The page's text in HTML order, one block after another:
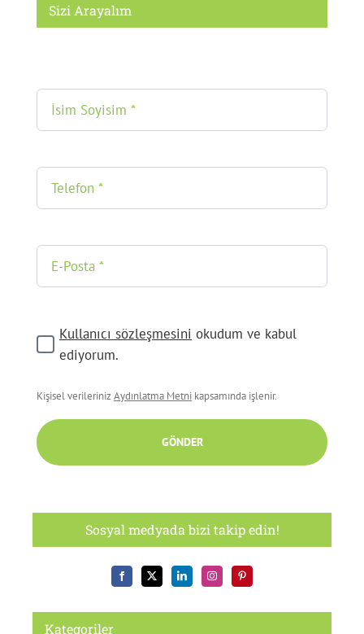
Sizi Arayalım
Kullanıcı sözleşmesini okudum ve kabul
ediyorum.
Kişisel verilerinizAydınlatma Metnikapsamında işlenir.
GÖNDER
Sosyal medyada bizi takip edin!
Kategoriler